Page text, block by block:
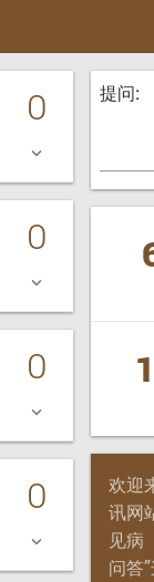
0
keyboard_arrow_down
0
keyboard_arrow_down
0
keyboard_arrow_down
0
keyboard_arrow_down
提问:
欢迎
讯网
见病
问答